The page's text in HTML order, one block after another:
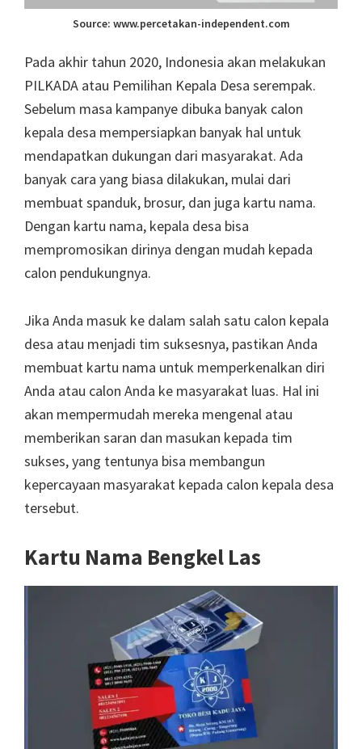
Source: www.percetakan-independent.com
Pada akhir tahun 2020, Indonesia akan melakukan
PILKADA atau Pemilihan Kepala Desa serempak.
Sebelum masa kampanye dibuka banyak calon
kepala desa mempersiapkan banyak hal untuk
mendapatkan dukungan dari masyarakat. Ada
banyak cara yang biasa dilakukan, mulai dari
membuat spanduk, brosur, dan juga kartu nama.
Dengan kartu nama, kepala desa bisa
mempromosikan dirinya dengan mudah kepada
calon pendukungnya.
Jika Anda masuk ke dalam salah satu calon kepala
desa atau menjadi tim suksesnya, pastikan Anda
membuat kartu nama untuk memperkenalkan diri
Anda atau calon Anda ke masyarakat luas. Hal ini
akan mempermudah mereka mengenal atau
memberikan saran dan masukan kepada tim
sukses, yang tentunya bisa membangun
kepercayaan masyarakat kepada calon kepala desa
tersebut.
Kartu Nama Bengkel Las